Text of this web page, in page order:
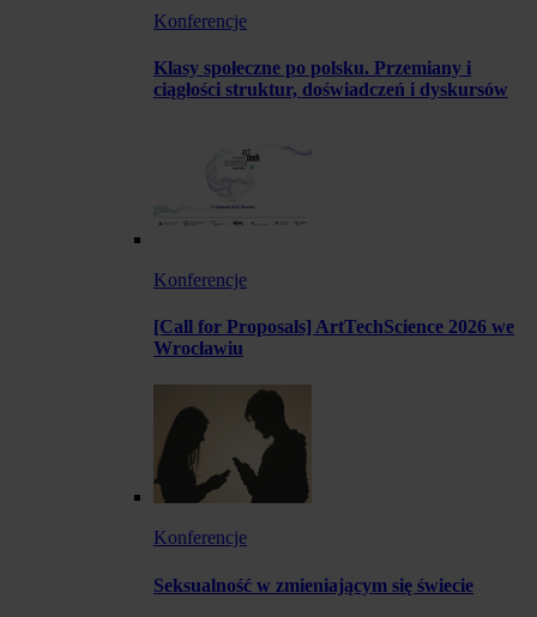
Konferencje
Klasy społeczne po polsku. Przemiany i
ciągłości struktur, doświadczeń i dyskursów
Konferencje
[Call for Proposals] ArtTechScience 2026 we
Wrocławiu
Konferencje
Seksualność w zmieniającym się świecie